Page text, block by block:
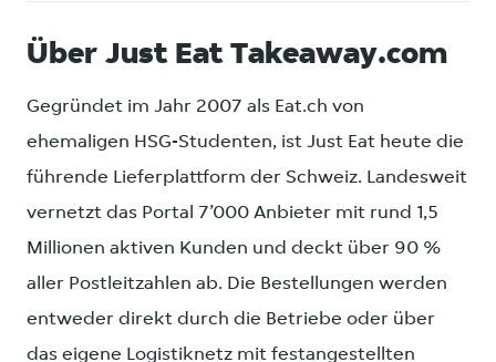
Über Just Eat Takeaway.com
Gegründet im Jahr 2007 als Eat.ch von
ehemaligen HSG-Studenten, ist Just Eat heute die
führende Lieferplattform der Schweiz. Landesweit
vernetzt das Portal 7’000 Anbieter mit rund 1,5
Millionen aktiven Kunden und deckt über 90 %
aller Postleitzahlen ab. Die Bestellungen werden
entweder direkt durch die Betriebe oder über
das eigene Logistiknetz mit festangestellten